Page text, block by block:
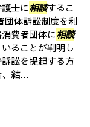
士に相談するこ
団体訴訟制度を利
費者団体に相談
ることが判明し
訟を提起する方
、結...